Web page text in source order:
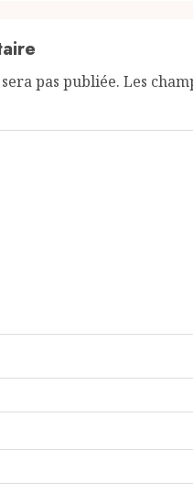
pas publiée. Les